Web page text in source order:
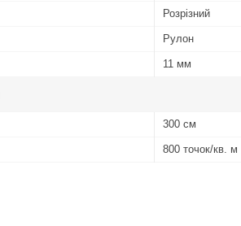
Розрізний
Рулон
11 мм
300 см
800 точок/кв. м